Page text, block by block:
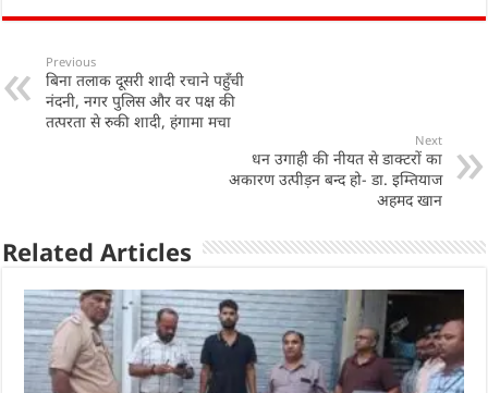
at
s
A
p
c
b
o
k
e
dI
n
ar
e
Previous
बिना तलाक दूसरी शादी रचाने पहुँची
नंदनी, नगर पुलिस और वर पक्ष की
तत्परता से रुकी शादी, हंगामा मचा
Next
धन उगाही की नीयत से डाक्टरों का
अकारण उत्पीड़न बन्द हो- डा. इम्तियाज
अहमद खान
Related Articles